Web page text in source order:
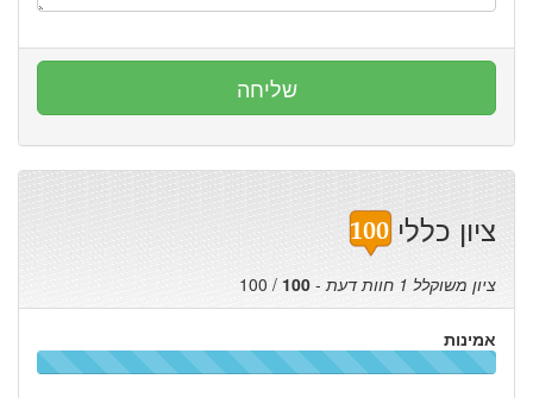
ציון כללי
ציון משוקלל 1 חוות דעת-
100
/
100
אמינות